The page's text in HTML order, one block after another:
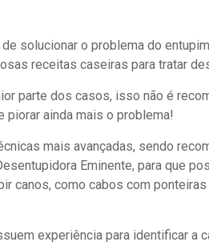
solucionar o problema do
receitas caseiras para tratar
parte dos casos, isso não é
ainda mais o problema!
mais avançadas, sendo
Eminente, para que
canos, como cabos com
experiência para identificar a